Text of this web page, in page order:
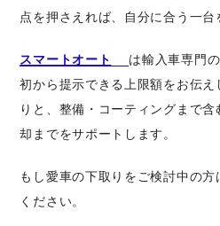
点を押さえれば、自分に合う一台
スマートオート
は輸入車専門
初から提示できる上限額をお伝
りと、整備・コーティングまで
却までをサポートします。
もし愛車の下取りをご検討中の
ください。